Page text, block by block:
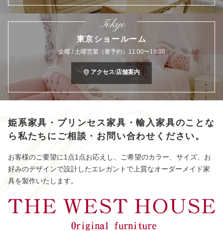
Tokyo
東京ショールーム
金曜 / 土曜営業（要予約）11:00〜18:00
アクセス/店舗案内
姫系家具・プリンセス家具・輸入家具のことな
ら 私たちにご相談・お問い合わせください。
お客様のご要望に1点1点お応えし、ご希望のカラー、サイズ、お
好みのデザインで設計したエレガントで上質なオーダーメイド家
具を製作いたします。